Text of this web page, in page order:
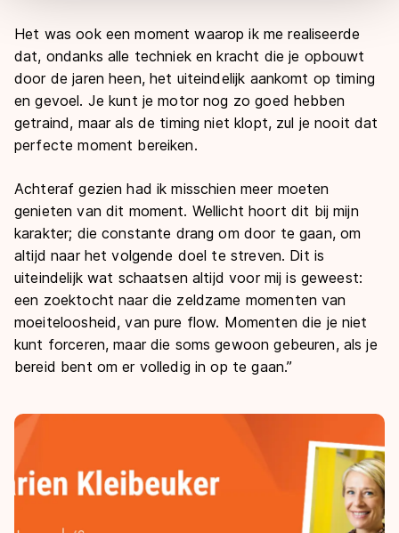
Het was ook een moment waarop ik me realiseerde
dat, ondanks alle techniek en kracht die je opbouwt
door de jaren heen, het uiteindelijk aankomt op timing
en gevoel. Je kunt je motor nog zo goed hebben
getraind, maar als de timing niet klopt, zul je nooit dat
perfecte moment bereiken.
Achteraf gezien had ik misschien meer moeten
genieten van dit moment. Wellicht hoort dit bij mijn
karakter; die constante drang om door te gaan, om
altijd naar het volgende doel te streven. Dit is
uiteindelijk wat schaatsen altijd voor mij is geweest:
een zoektocht naar die zeldzame momenten van
moeiteloosheid, van pure flow. Momenten die je niet
kunt forceren, maar die soms gewoon gebeuren, als je
bereid bent om er volledig in op te gaan.”